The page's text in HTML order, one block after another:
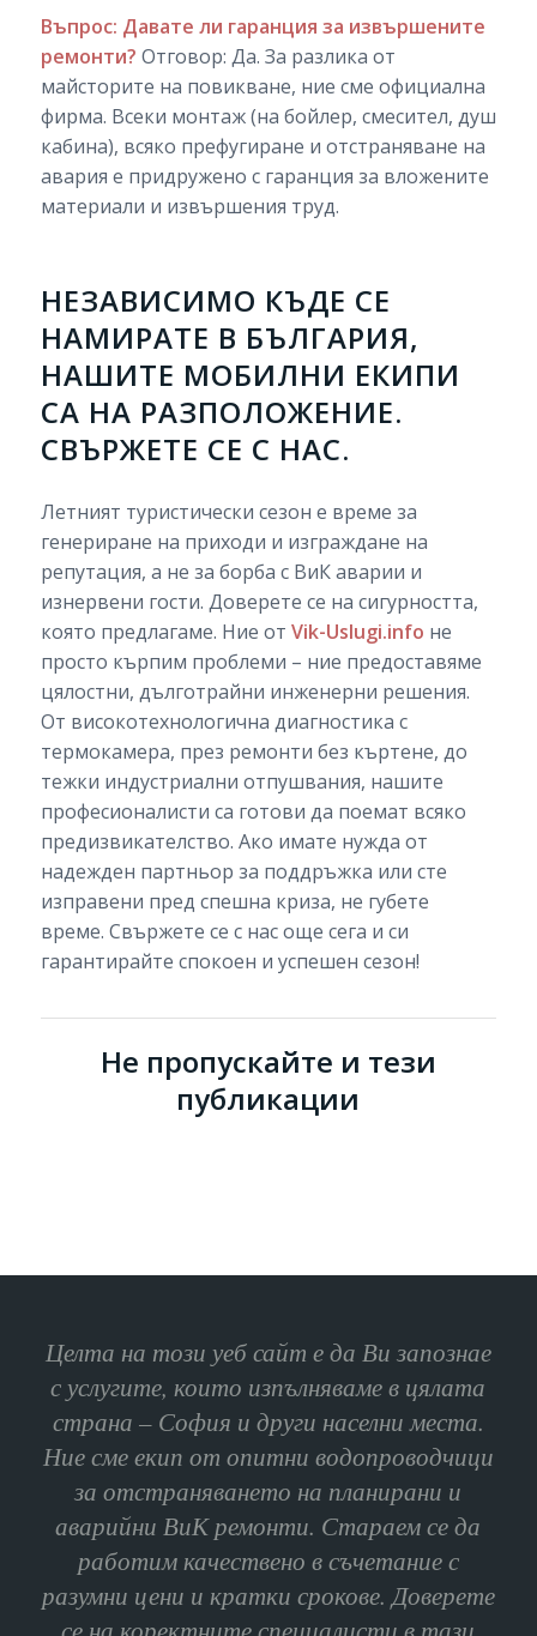
Въпрос: Давате ли гаранция за извършените
ремонти? Отговор: Да. За разлика от
майсторите на повикване, ние сме официална
фирма. Всеки монтаж (на бойлер, смесител, душ
кабина), всяко префугиране и отстраняване на
авария е придружено с гаранция за вложените
материали и извършения труд.
НЕЗАВИСИМО КЪДЕ СЕ
НАМИРАТЕ В БЪЛГАРИЯ,
НАШИТЕ МОБИЛНИ ЕКИПИ
СА НА РАЗПОЛОЖЕНИЕ.
СВЪРЖЕТЕ СЕ С НАС.
Летният туристически сезон е време за
генериране на приходи и изграждане на
репутация, а не за борба с ВиК аварии и
изнервени гости. Доверете се на сигурността,
която предлагаме. Ние от Vik-Uslugi.info не
просто кърпим проблеми – ние предоставяме
цялостни, дълготрайни инженерни решения.
От високотехнологична диагностика с
термокамера, през ремонти без къртене, до
тежки индустриални отпушвания, нашите
професионалисти са готови да поемат всяко
предизвикателство. Ако имате нужда от
надежден партньор за поддръжка или сте
изправени пред спешна криза, не губете
време. Свържете се с нас още сега и си
гарантирайте спокоен и успешен сезон!
Не пропускайте и тези
публикации
Целта на този уеб сайт е да Ви запознае
с услугите, които изпълняваме в цялата
страна – София и други населни места.
Ние сме екип от опитни водопроводчици
за отстраняването на планирани и
аварийни ВиК ремонти. Стараем се да
работим качествено в съчетание с
разумни цени и кратки срокове. Доверете